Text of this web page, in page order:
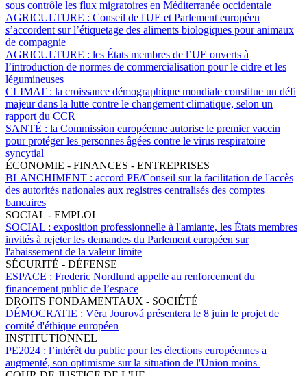
sous contrôle les flux migratoires en Méditerranée occidentale
AGRICULTURE : Conseil de l'UE et Parlement européen
s’accordent sur l’étiquetage des aliments biologiques pour animaux
de compagnie
AGRICULTURE : les États membres de l’UE ouverts à
l’introduction de normes de commercialisation pour le cidre et les
légumineuses
CLIMAT : la croissance démographique mondiale constitue un défi
majeur dans la lutte contre le changement climatique, selon un
rapport du CCR
SANTÉ : la Commission européenne autorise le premier vaccin
pour protéger les personnes âgées contre le virus respiratoire
syncytial
ÉCONOMIE - FINANCES - ENTREPRISES
BLANCHIMENT : accord PE/Conseil sur la facilitation de l'accès
des autorités nationales aux registres centralisés des comptes
bancaires
SOCIAL - EMPLOI
SOCIAL : exposition professionnelle à l'amiante, les États membres
invités à rejeter les demandes du Parlement européen sur
l'abaissement de la valeur limite
SÉCURITÉ - DÉFENSE
ESPACE : Frederic Nordlund appelle au renforcement du
financement public de l’espace
DROITS FONDAMENTAUX - SOCIÉTÉ
DÉMOCRATIE : Vĕra Jourová présentera le 8 juin le projet de
comité d'éthique européen
INSTITUTIONNEL
PE2024 : l’intérêt du public pour les élections européennes a
augmenté, son optimisme sur la situation de l'Union moins